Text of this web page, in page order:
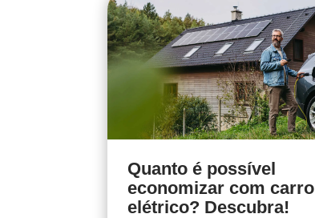
Quanto é possível
economizar com carro
elétrico? Descubra!